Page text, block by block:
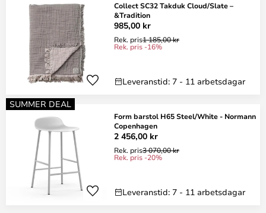
Collect SC32 Takduk Cloud/Slate –
&Tradition
985,00 kr
Rek. pris1 185,00 kr
Rek. pris -16%
Leveranstid: 7 - 11 arbetsdagar
SUMMER DEAL
Form barstol H65 Steel/White - Normann
Copenhagen
2 456,00 kr
Rek. pris3 070,00 kr
Rek. pris -20%
Leveranstid: 7 - 11 arbetsdagar